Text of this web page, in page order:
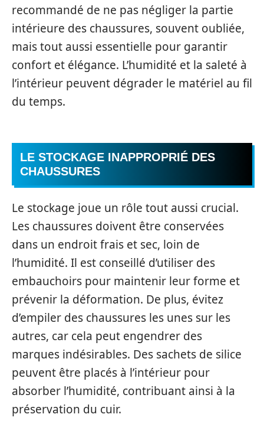
recommandé de ne pas négliger la partie
intérieure des chaussures, souvent oubliée,
mais tout aussi essentielle pour garantir
confort et élégance. L’humidité et la saleté à
l’intérieur peuvent dégrader le matériel au fil
du temps.
LE STOCKAGE INAPPROPRIÉ DES
CHAUSSURES
Le stockage joue un rôle tout aussi crucial.
Les chaussures doivent être conservées
dans un endroit frais et sec, loin de
l’humidité. Il est conseillé d’utiliser des
embauchoirs pour maintenir leur forme et
prévenir la déformation. De plus, évitez
d’empiler des chaussures les unes sur les
autres, car cela peut engendrer des
marques indésirables. Des sachets de silice
peuvent être placés à l’intérieur pour
absorber l’humidité, contribuant ainsi à la
préservation du cuir.